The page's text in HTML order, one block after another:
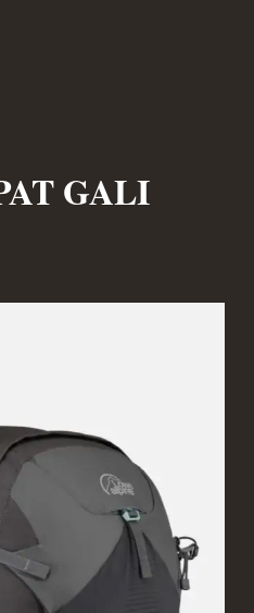
GALI